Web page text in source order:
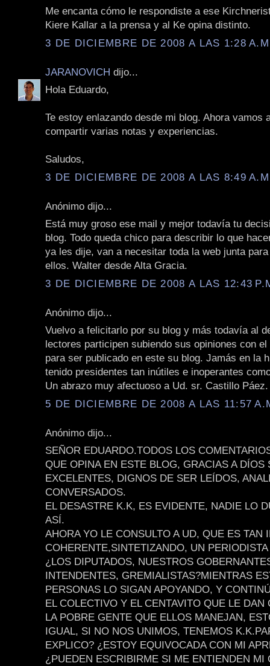
Me encanta cómo le respondiste a ese
Kiere Kallar a la prensa y al Ke opina distinto.
3 DE DICIEMBRE DE 2008 A LAS 1:28
JARANOVICH dijo...
Hola Eduardo,
Te estoy enlazando desde mi blog. Ahora vamos
compartir varias notas y experiencias.
Saludos,
3 DE DICIEMBRE DE 2008 A LAS 8:49
Anónimo dijo...
Está muy groso ese mail y mejor todavía tu
blog. Todo queda chico para describir lo que
ya les dije, van a necesitar toda la web junta
ellos. Walter desde Alta Gracia.
3 DE DICIEMBRE DE 2008 A LAS 12:43
Anónimo dijo...
Vuelvo a felicitarlo por su blog y más todavía al
lectores participen subiendo sus opiniones con
para ser publicado en este su blog. Jamás en la
tenido presidentes tan inútiles e inoperantes
Un abrazo muy afectuoso a Ud. sr. Castillo
5 DE DICIEMBRE DE 2008 A LAS 11:57
Anónimo dijo...
SEÑOR EDUARDO.TODOS LOS
QUE OPINA EN ESTE BLOG, GRACIAS A DÍOS
EXCELENTES, DIGNOS DE SER LEÍDOS,
CONVERSADOS.
EL DESASTRE K.K, ES EVIDENTE, NADIE LO
ASÍ.
AHORA YO LE CONSULTO A UD, QUE ES TAN
COHERENTE,SINTETIZANDO, UN
¿LOS DIPUTADOS, NUESTROS
INTENDENTES, GREMIALISTAS?MIENTRAS
PERSONAS LO SIGAN APOYANDO, Y
EL COLECTIVO Y EL CENTAVITO QUE LE DAN
LA POBRE GENTE QUE ELLOS MANEJAN,
IGUAL, SI NO NOS UNIMOS, TENEMOS
EXPLICO? ¿ESTOY EQUIVOCADA CON MI
¿PUEDEN ESCRIBIRME SI ME ENTIENDEN MI